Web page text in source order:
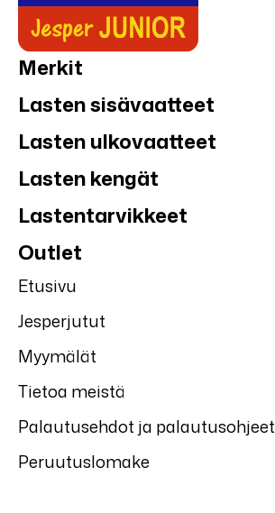
Merkit
Lasten sisävaatteet
Lasten ulkovaatteet
Lasten kengät
Lastentarvikkeet
Outlet
Etusivu
Jesperjutut
Myymälät
Tietoa meistä
Palautusehdot ja palautusohjeet
Peruutuslomake